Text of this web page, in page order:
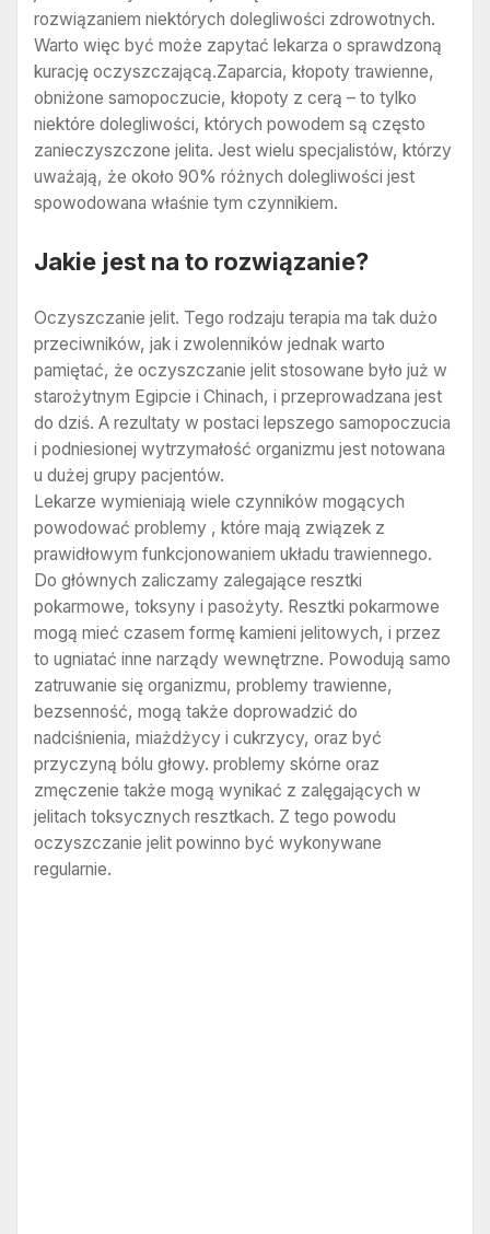
rozwiązaniem niektórych dolegliwości zdrowotnych.
Warto więc być może zapytać lekarza o sprawdzoną
kurację oczyszczającą.Zaparcia, kłopoty trawienne,
obniżone samopoczucie, kłopoty z cerą – to tylko
niektóre dolegliwości, których powodem są często
zanieczyszczone jelita. Jest wielu specjalistów, którzy
uważają, że około 90% różnych dolegliwości jest
spowodowana właśnie tym czynnikiem.
Jakie jest na to rozwiązanie?
Oczyszczanie jelit. Tego rodzaju terapia ma tak dużo
przeciwników, jak i zwolenników jednak warto
pamiętać, że oczyszczanie jelit stosowane było już w
starożytnym Egipcie i Chinach, i przeprowadzana jest
do dziś. A rezultaty w postaci lepszego samopoczucia
i podniesionej wytrzymałość organizmu jest notowana
u dużej grupy pacjentów.
Lekarze wymieniają wiele czynników mogących
powodować problemy , które mają związek z
prawidłowym funkcjonowaniem układu trawiennego.
Do głównych zaliczamy zalegające resztki
pokarmowe, toksyny i pasożyty. Resztki pokarmowe
mogą mieć czasem formę kamieni jelitowych, i przez
to ugniatać inne narządy wewnętrzne. Powodują samo
zatruwanie się organizmu, problemy trawienne,
bezsenność, mogą także doprowadzić do
nadciśnienia, miażdżycy i cukrzycy, oraz być
przyczyną bólu głowy. problemy skórne oraz
zmęczenie także mogą wynikać z zalęgających w
jelitach toksycznych resztkach. Z tego powodu
oczyszczanie jelit powinno być wykonywane
regularnie.